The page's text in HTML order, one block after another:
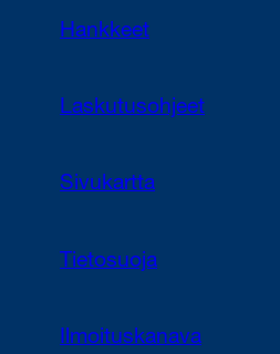
Hankkeet
Laskutusohjeet
Sivukartta
Tietosuoja
Ilmoituskanava